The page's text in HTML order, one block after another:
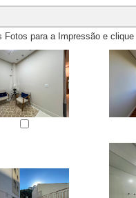
Fotos para a Impressão e clique